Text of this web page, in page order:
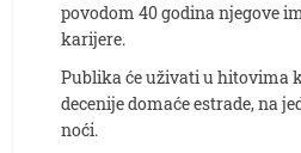
povodom 40 godina njegove
karijere.
Publika će uživati u hitovima
decenije domaće estrade, na
noći.